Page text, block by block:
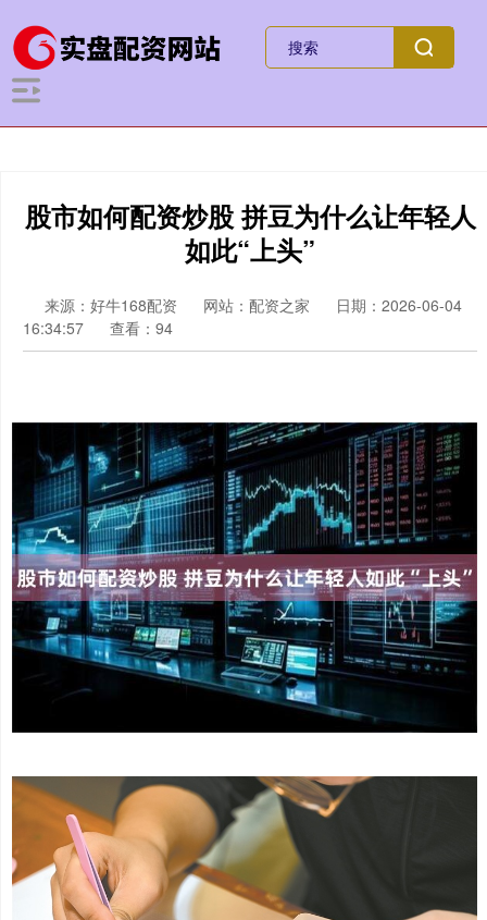
股市如何配资炒股 拼豆为什么让年轻人
如此“上头”
来源：好牛168配资 网站：配资之家
日期：2026-06-04
16:34:57
查看：94